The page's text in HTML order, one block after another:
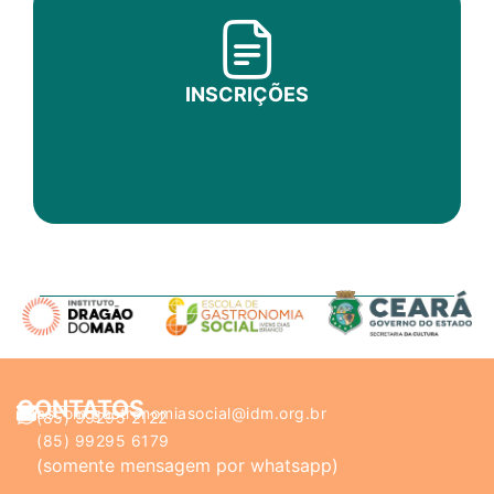
INSCRIÇÕES
CONTATOS
ascom.gastronomiasocial@idm.org.br
(85) 99295 2122
(85) 99295 6179
(somente mensagem por whatsapp)